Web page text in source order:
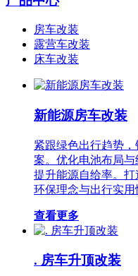
房车改装
露营车改装
床车改装
新能源房车改装
紧跟绿色出行趋势
案。优化电池布局
提升能源自给率。
环保理念与出行实用
查看更多
. 房车升顶改装